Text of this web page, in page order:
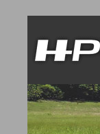
H-Pro
projektování